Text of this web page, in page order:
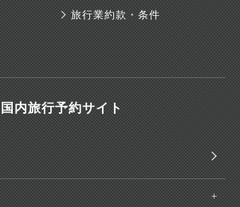
旅行業約款・条件
国内旅行予約サイト